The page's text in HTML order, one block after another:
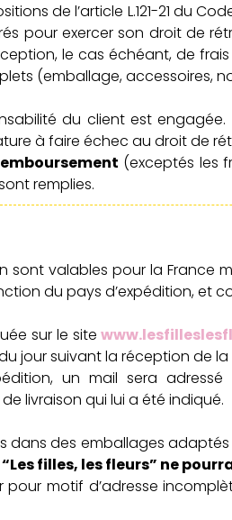
de l’article L.121-21 du
pour exercer son droit de
le cas échéant, de
(emballage, accessoires,
du client est
à faire échec au droit de
(exceptés les
remplies.
sont valables pour la France
du pays d’expédition, et
sur le site
jour suivant la réception de
un mail sera adressé
livraison qui lui a été indiqué.
dans des emballages adaptés
filles, les fleurs” ne
pour motif d’adresse